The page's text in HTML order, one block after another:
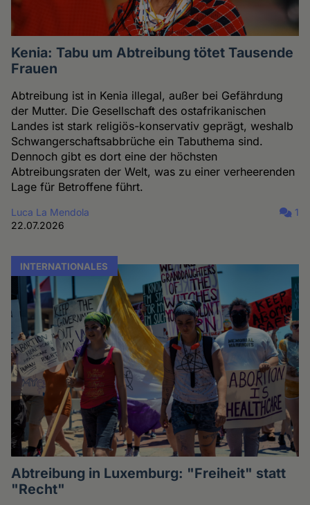
Kenia: Tabu um Abtreibung tötet Tausende
Frauen
Abtreibung ist in Kenia illegal, außer bei Gefährdung
der Mutter. Die Gesellschaft des ostafrikanischen
Landes ist stark religiös-konservativ geprägt, weshalb
Schwangerschaftsabbrüche ein Tabuthema sind.
Dennoch gibt es dort eine der höchsten
Abtreibungsraten der Welt, was zu einer verheerenden
Lage für Betroffene führt.
Luca La Mendola
22.07.2026
1
INTERNATIONALES
Abtreibung in Luxemburg: "Freiheit" statt
"Recht"